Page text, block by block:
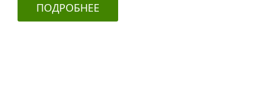
ПОДРОБНЕЕ